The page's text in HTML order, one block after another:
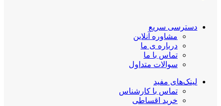
دسترسی سریع
مشاوره آنلاین
درباره ی ما
تماس با ما
سوالات متداول
لینک‌های مفید
تماس با کارشناس
خرید اقساطی